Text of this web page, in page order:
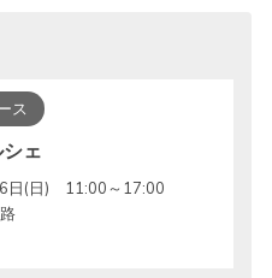
ス
ェ
日(日) 11:00～17:00